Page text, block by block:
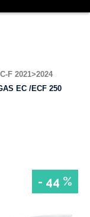
F 2021>2024
EC /ECF 250
- 44 %